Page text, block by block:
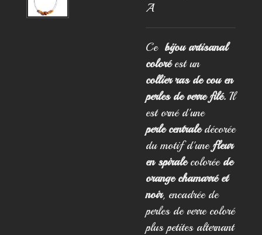
A
Ce bijou artisanal
coloréest un
collier ras de cou en
perles de verre filé. Il
est orné d'une
perle centraledécorée
du motif d'une fleur
en spiralecoloréede
orange chamarré et
noir, encadrée de
perles de verre coloré
plus petites alternant